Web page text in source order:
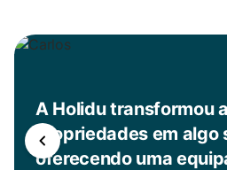
A Holidu transformou
propriedades em algo
oferecendo uma